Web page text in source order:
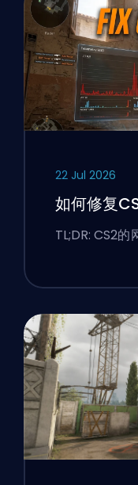
22 Jul 2026
如何修复
TL;DR: CS2